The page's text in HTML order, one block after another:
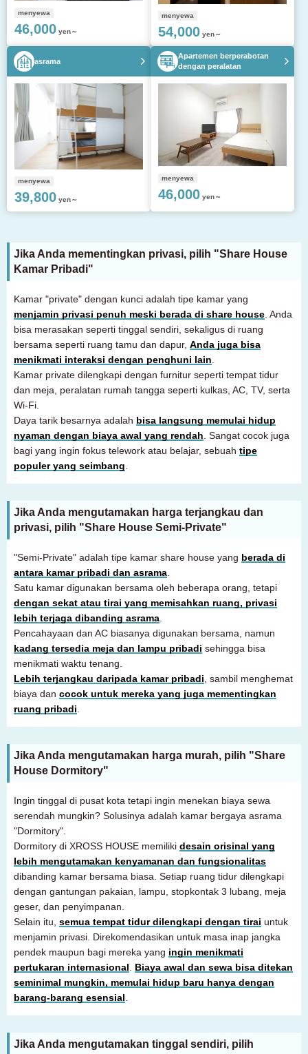
menyewa
46,000 yen～
menyewa
54,000 yen～
asrama
menyewa
39,800 yen～
Apartemen berperabotan
dengan peralatan
menyewa
46,000 yen～
Jika Anda mementingkan privasi, pilih "Share House
Kamar Pribadi"
Kamar "private" dengan kunci adalah tipe kamar yang
menjamin privasi penuh meski berada di share house . Anda
bisa merasakan seperti tinggal sendiri, sekaligus di ruang
bersama seperti ruang tamu dan dapur, Anda juga bisa
menikmati interaksi dengan penghuni lain
Kamar private dilengkapi dengan furnitur seperti tempat tidur
dan meja, peralatan rumah tangga seperti kulkas, AC, TV, serta
Wi-Fi.
Daya tarik besarnya adalah bisa langsung memulai hidup
nyaman dengan biaya awal yang rendah . Sangat cocok juga
bagi yang ingin fokus telework atau belajar, sebuah tipe
populer yang seimbang
Jika Anda mengutamakan harga terjangkau dan
privasi, pilih "Share House Semi-Private"
"Semi-Private" adalah tipe kamar share house yang berada di
antara kamar pribadi dan asrama
Satu kamar digunakan bersama oleh beberapa orang, tetapi
dengan sekat atau tirai yang memisahkan ruang, privasi
lebih terjaga dibanding asrama
Pencahayaan dan AC biasanya digunakan bersama, namun
kadang tersedia meja dan lampu pribadi sehingga bisa
menikmati waktu tenang.
Lebih terjangkau daripada kamar pribadi , sambil menghemat
biaya dan cocok untuk mereka yang juga mementingkan
ruang pribadi
Jika Anda mengutamakan harga murah, pilih "Share
House Dormitory"
Ingin tinggal di pusat kota tetapi ingin menekan biaya sewa
serendah mungkin? Solusinya adalah kamar bergaya asrama
"Dormitory".
Dormitory di XROSS HOUSE memiliki desain orisinal yang
lebih mengutamakan kenyamanan dan fungsionalitas
dibanding kamar bersama biasa. Setiap ruang tidur dilengkapi
dengan gantungan pakaian, lampu, stopkontak 3 lubang, meja
geser, dan penyimpanan.
Selain itu, semua tempat tidur dilengkapi dengan tirai untuk
menjamin privasi. Direkomendasikan untuk masa inap jangka
pendek maupun bagi mereka yang ingin menikmati
pertukaran internasional
Biaya awal dan sewa bisa ditekan
seminimal mungkin, memulai hidup baru hanya dengan
barang-barang esensial
Jika Anda mengutamakan tinggal sendiri, pilih
03-6712-4346